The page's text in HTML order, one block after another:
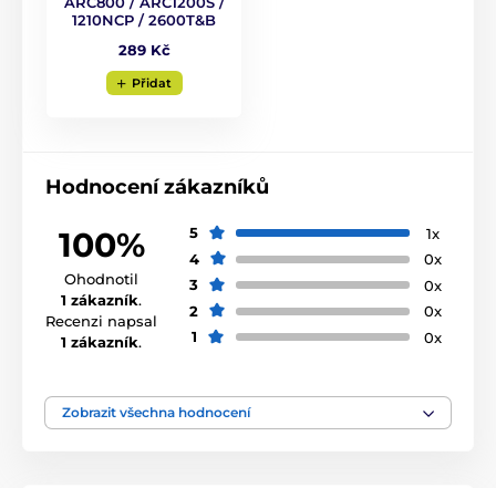
1210NCP / 2600T&B
289 Kč
Přidat
Hodnocení zákazníků
100%
Ohodnotil
1 zákazník.
Recenzi napsal
1 zákazník.
5
1x
4
0x
3
0x
2
0x
1
0x
Zobrazit všechna hodnocení